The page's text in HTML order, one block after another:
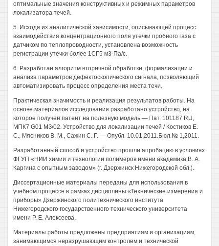
оптимальные значения конструктивных и режимных параметров
локализатора течей.
5. Исходя из аналитической зависимости, описывающей процесс
взаимодействия концентрационного поля утечки пробного газа с
датчиком по теплопроводности, установлена возможность
регистрации утечки более 1СГ5 м3-Па/с.
6. Разработан алгоритм вторичной обработки, формализации и
анализа параметров дефектоскопического сигнала, позволяющий
автоматизировать процесс определения места течи.
Практическая значимость и реализация результатов работы. На
основе материалов исследования разработано устройство, на
которое получен патент на полезную модель — Пат. 101187 RU,
МПК7 G01 МЗ/02. Устройство для локализации течей / Костиков Е.
С., Мясников В. М., Сажин С. Г. — Опубл. 10.01.2011.Бюл.№ 1,2011.
Разработанный способ и устройство прошли апробацию в условиях
ФГУП «НИИ химии и технологии полимеров имени академика В. А.
Каргина с опытным заводом» (г. Дзержинск Нижегородской обл.).
Диссертационные материалы переданы для использования в
учебном процессе в рамках дисциплины «Технические измерения и
приборы» Дзержинского политехнического института
Нижегородского государственного технического университета
имени Р. Е. Алексеева.
Материалы работы предложены предприятиям и организациям,
занимающимся неразрушающим контролем и технической